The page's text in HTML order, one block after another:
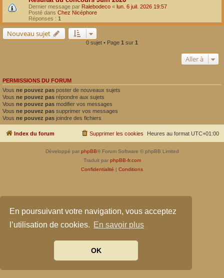
En poursuivant votre navigation, vous acceptez
l’utilisation de cookies. En savoir plus
OK
Dernier message par Ralebodeco « lun. 6 juil. 2026 19:57
Posté dans Chez Nicéphore
Réponses : 1
Nouveau sujet
0 sujet • Page 1 sur 1
Aller à
PERMISSIONS DU FORUM
Vous ne pouvez pas poster de nouveaux sujets
Vous ne pouvez pas répondre aux sujets
Vous ne pouvez pas modifier vos messages
Vous ne pouvez pas supprimer vos messages
Vous ne pouvez pas joindre des fichiers
Index du forum Heures au format UTC+01:00
Supprimer les cookies
Développé par phpBB® Forum Software © phpBB Limited
Traduit par phpBB-fr.com
Confidentialité | Conditions